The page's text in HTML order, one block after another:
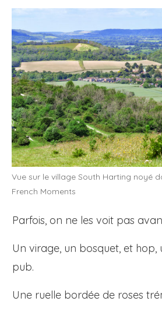
Vue sur le village South Harting noyé
French Moments
Parfois, on ne les voit pas
Un virage, un bosquet, et hop,
pub.
Une ruelle bordée de roses